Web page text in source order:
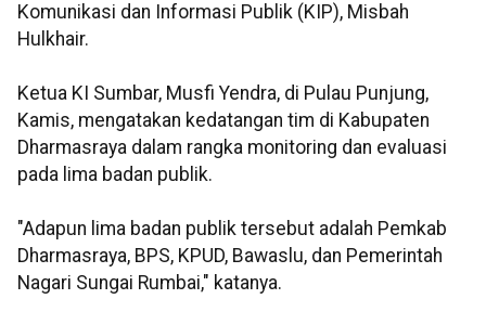
Komunikasi dan Informasi Publik (KIP), Misbah
Hulkhair.
Ketua KI Sumbar, Musfi Yendra, di Pulau Punjung,
Kamis, mengatakan kedatangan tim di Kabupaten
Dharmasraya dalam rangka monitoring dan evaluasi
pada lima badan publik.
"Adapun lima badan publik tersebut adalah Pemkab
Dharmasraya, BPS, KPUD, Bawaslu, dan Pemerintah
Nagari Sungai Rumbai," katanya.